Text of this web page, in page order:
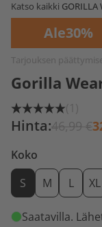
Katso kaikki GORILLA
Ale30%
Tarjouksen
Gorilla
(1)
Hinta:46,99 €
Koko
S
M L XL
Saatavilla.